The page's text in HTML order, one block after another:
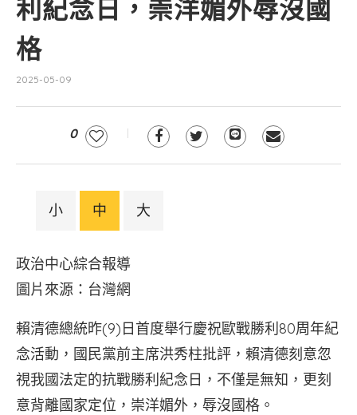
利紀念日，崇洋媚外辱沒國
格
2025-05-09
0
小 中 大
政治中心綜合報導
圖片來源：台灣網
賴清德總統昨(9)日首度舉行慶祝歐戰勝利80周年紀
念活動，國民黨前主席洪秀柱批評，賴清德刻意忽
視我國法定的抗戰勝利紀念日，不僅是無知，更刻
意背離國家定位，崇洋媚外，辱沒國格。